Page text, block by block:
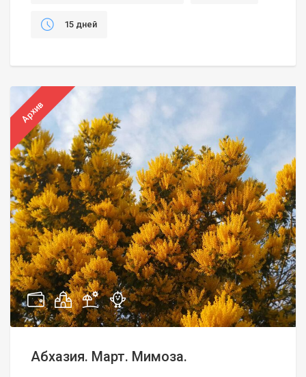
15 дней
Архив
Абхазия. Март. Мимоза.